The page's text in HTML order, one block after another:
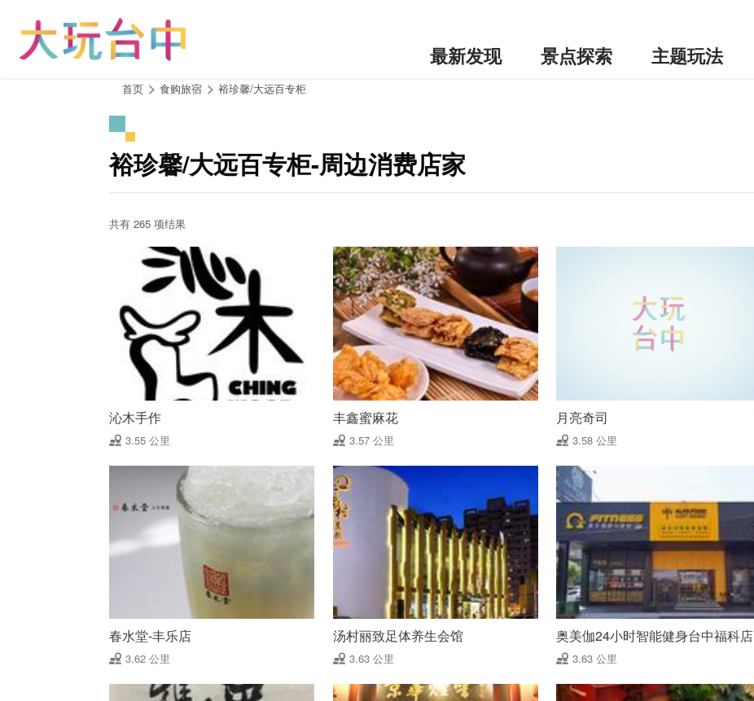
最新发现 景点探索 主题玩法
首页 食购旅宿 裕珍馨/大远百专柜
裕珍馨/大远百专柜-周边消费店家
共有 265 项结果
沁木手作
3.55 公里
丰鑫蜜麻花
3.57 公里
月亮奇司
3.58 公里
春水堂-丰乐店
3.62 公里
汤村丽致足体养生会馆
3.63 公里
奥美伽24小时智能健身台中福科店
3.63 公里